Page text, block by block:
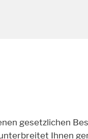
gesetzlichen
Ihnen